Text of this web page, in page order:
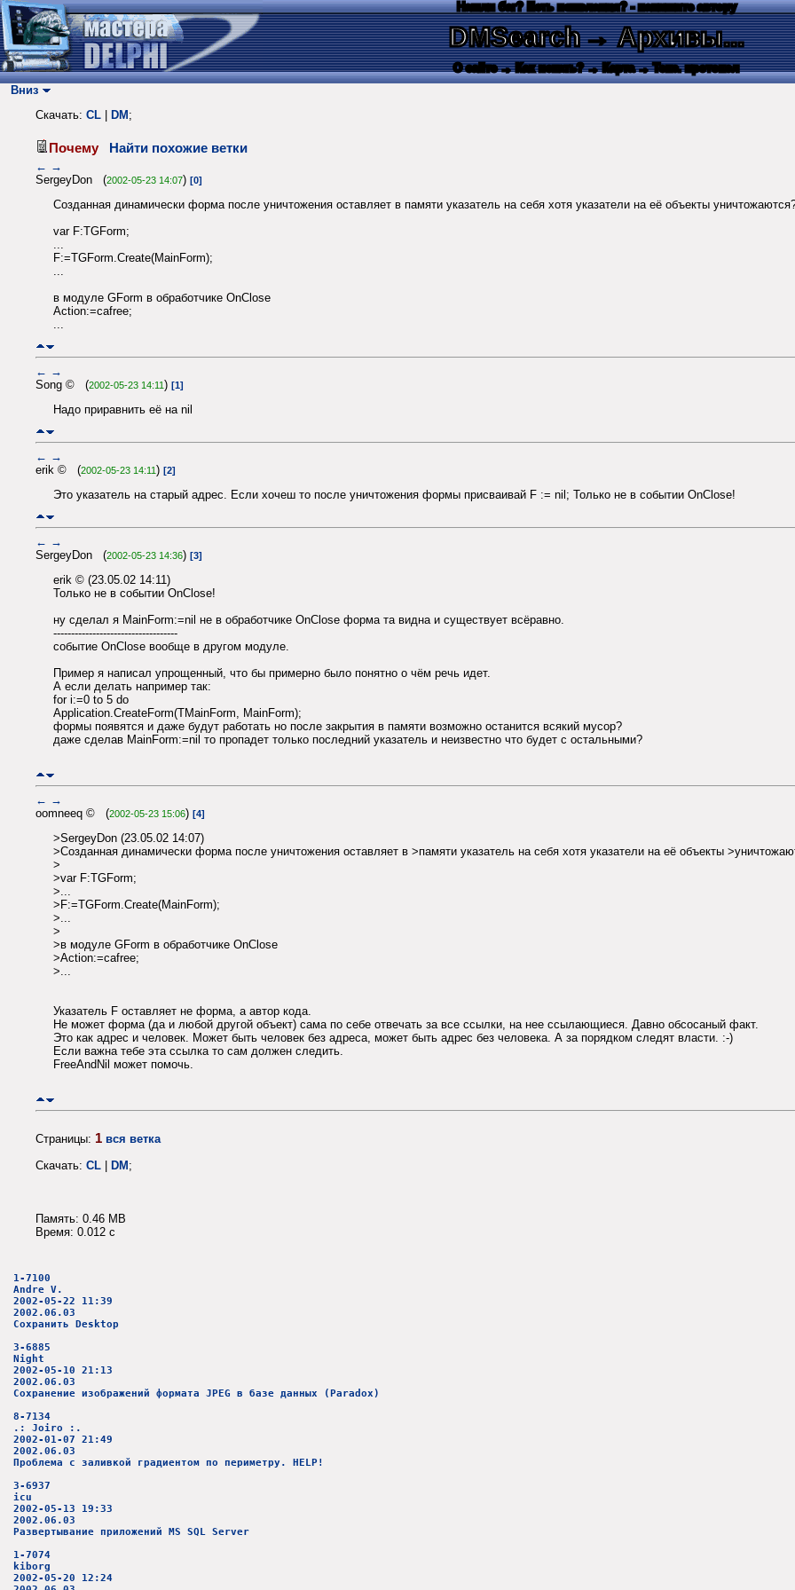
Нашли баг? Есть пожелания? - напишите автору
DMSearch→ Архивы...
О сайте → Как искать? → Карта → Текс. протокол
Вниз
Скачать: CL DM ;
Почему Найти похожие ветки
← →
SergeyDon (2002-05-23 14:07) [0]
Созданная динамически форма после уничтожения оставляет в памяти указатель на себя хотя указатели на её объекты
var F:TGForm;
...
F:=TGForm.Create(MainForm);
...
в модуле GForm в обработчике OnClose
Action:=cafree;
...
← →
Song © (2002-05-23 14:11) [1]
Надо приравнить её на nil
← →
erik © (2002-05-23 14:11) [2]
Это указатель на старый адрес. Если хочеш то после уничтожения формы присваивай F := nil; Только не в событии OnClose!
← →
SergeyDon (2002-05-23 14:36) [3]
erik © (23.05.02 14:11)
Только не в событии OnClose!
ну сделал я MainForm:=nil не в обработчике OnClose форма та видна и существует всёравно.
-----------------------------------
событие OnClose вообще в другом модуле.
Пример я написал упрощенный, что бы примерно было понятно о чём речь идет.
А если делать например так:
for i:=0 to 5 do
Application.CreateForm(TMainForm, MainForm);
формы появятся и даже будут работать но после закрытия в памяти возможно останится всякий мусор?
даже сделав MainForm:=nil то пропадет только последний указатель и неизвестно что будет с остальными?
← →
oomneeq © (2002-05-23 15:06) [4]
>SergeyDon (23.05.02 14:07)
>Созданная динамически форма после уничтожения оставляет в >памяти указатель на себя хотя указатели на её объекты
>
>var F:TGForm;
>...
>F:=TGForm.Create(MainForm);
>...
>
>в модуле GForm в обработчике OnClose
>Action:=cafree;
>...
Указатель F оставляет не форма, а автор кода.
Не может форма (да и любой другой объект) сама по себе отвечать за все ссылки, на нее ссылающиеся. Давно обсосаный факт.
Это как адрес и человек. Может быть человек без адреса, может быть адрес без человека. А за порядком следят власти. :-)
Если важна тебе эта ссылка то сам должен следить.
FreeAndNil может помочь.
Страницы: 1 вся ветка
Скачать: CL | DM;
Память: 0.46 MB
Время: 0.012 c
1-7100
Andre V.
2002-05-22 11:39
2002.06.03
Сохранить Desktop
3-6885
Night
2002-05-10 21:13
2002.06.03
Сохранение изображений формата JPEG в базе данных (Paradox)
8-7134
.: Joiro :.
2002-01-07 21:49
2002.06.03
Проблема с заливкой градиентом по периметру. HELP!
3-6937
icu
2002-05-13 19:33
2002.06.03
Развертывание приложений MS SQL Server
1-7074
kiborg
2002-05-20 12:24